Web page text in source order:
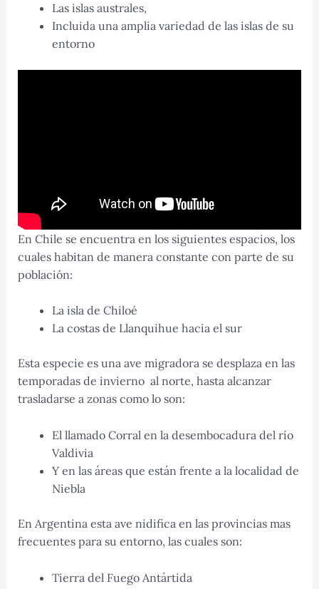
Las islas australes,
Incluida una amplia variedad de las islas de su
entorno
En Chile se encuentra en los siguientes espacios, los
cuales habitan de manera constante con parte de su
población:
La isla de Chiloé
La costas de Llanquihue hacia el sur
Esta especie es una ave migradora se desplaza en las
temporadas de invierno al norte, hasta alcanzar
trasladarse a zonas como lo son:
El llamado Corral en la desembocadura del río
Valdivia
Y en las áreas que están frente a la localidad de
Niebla
​En Argentina esta ave nidifica en las provincias mas
frecuentes para su entorno, las cuales son:
Tierra del Fuego Antártida